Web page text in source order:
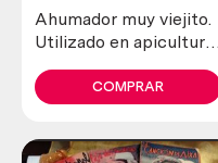
Ahumador muy viejito.
Utilizado en apicultura
abejas
COMPRAR